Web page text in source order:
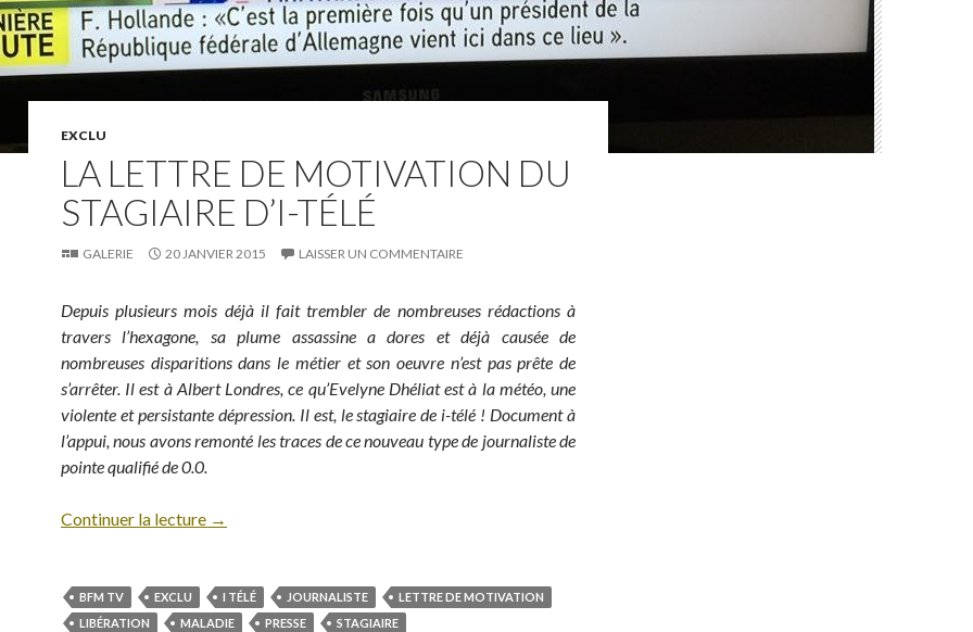
EXCLU
LA LETTRE DE MOTIVATION DU
STAGIAIRE D’I-TÉLÉ
GALERIE 20 JANVIER 2015 LAISSER UN COMMENTAIRE
Depuis plusieurs mois déjà il fait trembler de nombreuses rédactions à
travers l’hexagone, sa plume assassine a dores et déjà causée de
nombreuses disparitions dans le métier et son oeuvre n’est pas prête de
s’arrêter. Il est à Albert Londres, ce qu’Evelyne Dhéliat est à la météo, une
violente et persistante dépression. Il est, le stagiaire de i-télé ! Document à
l’appui, nous avons remonté les traces de ce nouveau type de journaliste de
pointe qualifié de 0.0.
Continuer la lecture →
BFM TV EXCLU I TÉLÉ JOURNALISTE
LETTRE DE MOTIVATION
LIBÉRATION
MALADIE PRESSE STAGIAIRE